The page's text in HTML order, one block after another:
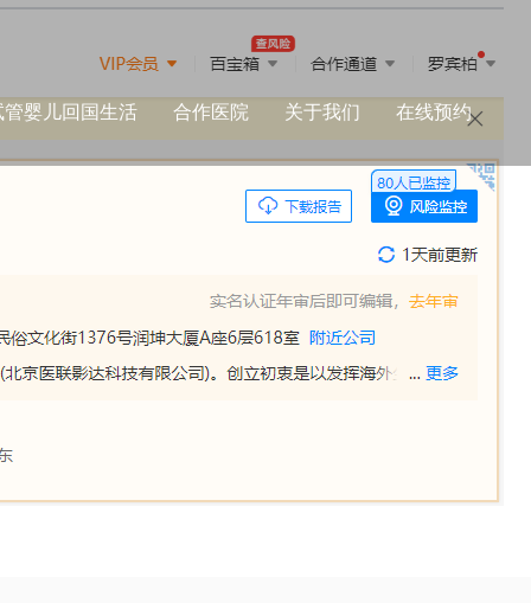
管婴儿回国生活 合作医院 关于我们 在线预约